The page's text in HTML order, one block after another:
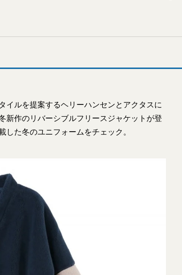
イルを提案するヘリーハンセンとアクタスに
新作のリバーシブルフリースジャケットが登
た冬のユニフォームをチェック。